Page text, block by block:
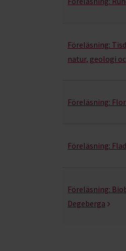
Föreläsning:
natur, geologi
Föreläsning:
Föreläsning:
Föreläsning:
Degeberga